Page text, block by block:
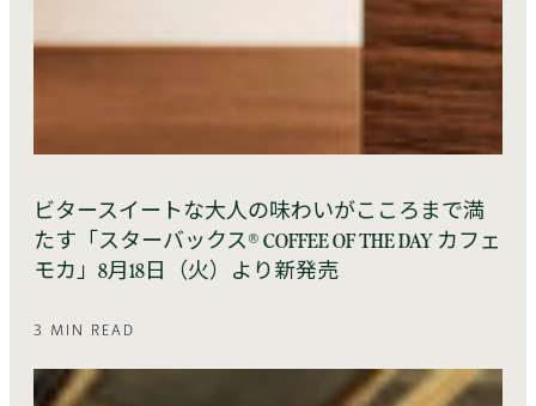
ビタースイートな大人の味わいがこころまで満
たす「スターバックス® COFFEE OF THE DAY カフェ
モカ」8月18日（火）より新発売
3 MIN READ